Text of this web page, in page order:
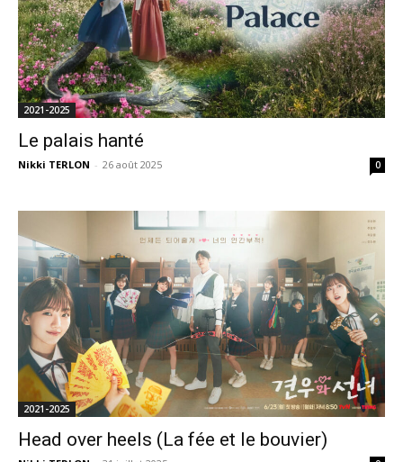
2021-2025
Le palais hanté
Nikki TERLON - 26 août 2025 0
2021-2025
Head over heels (La fée et le bouvier)